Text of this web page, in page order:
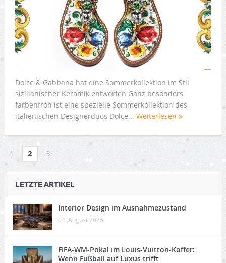
Dolce & Gabbana hat eine Sommerkollektion im Stil
sizilianischer Keramik entworfen Ganz besonders
farbenfroh ist eine spezielle Sommerkollektion des
italienischen Designerduos Dolce... Weiterlesen
1 2 3
LETZTE ARTIKEL
Interior Design im Ausnahmezustand
04. August 2026
FIFA-WM-Pokal im Louis-Vuitton-Koffer:
Wenn Fußball auf Luxus trifft